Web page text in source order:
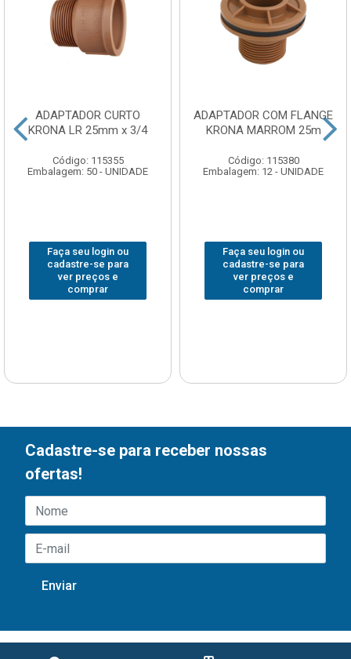
ADAPTADOR CURTO
KRONA LR 25mm x 3/4
Código: 115355
Embalagem: 50 - UNIDADE
Faça seu login ou
cadastre-se para
ver preços e
comprar
ADAPTADOR COM FLANGE
KRONA MARROM 25m
Código: 115380
Embalagem: 12 - UNIDADE
Faça seu login ou
cadastre-se para
ver preços e
comprar
Cadastre-se para receber nossas
ofertas!